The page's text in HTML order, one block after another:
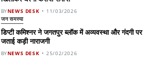
BYNEWS DESK 11/03/2026
जन समस्या
डिप्टी कमिश्नर ने जगतपुर ब्लॉक में अव्यवस्था और गंदगी पर
जताई कड़ी नाराजगी
BYNEWS DESK 25/02/2026